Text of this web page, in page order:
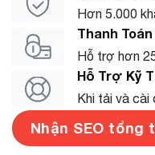
Hơn 5.000
Thanh
Hỗ trợ hơn
Hỗ Trợ Kỹ
Khi tải và cài
Nhận SEO tổng